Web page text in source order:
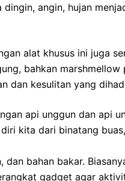
angin, hujan
alat khusus ini juga
bahkan
dan kesulitan yang
api unggun dan api
kita dari binatang
bahan bakar.
gadget agar